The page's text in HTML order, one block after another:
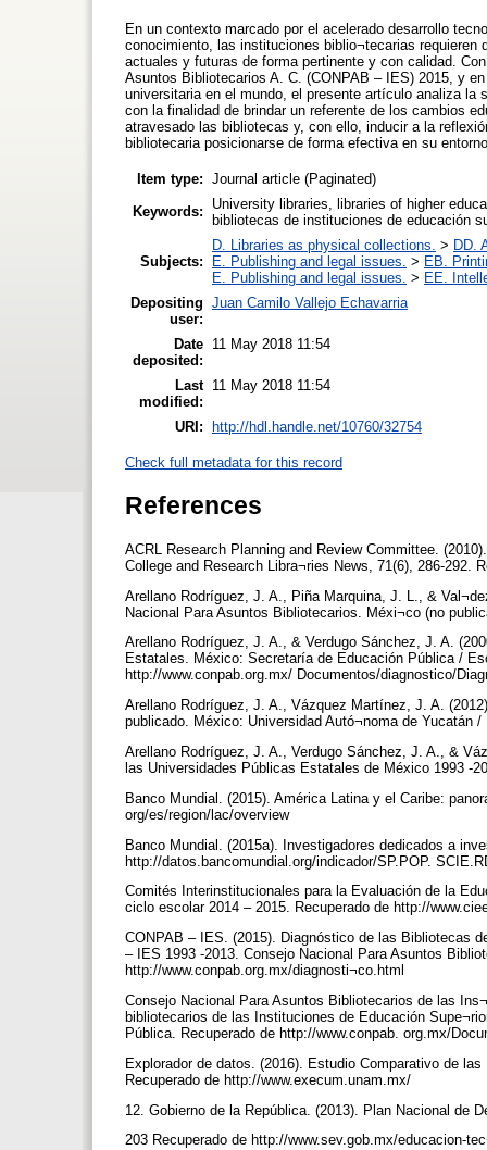
En un contexto marcado por el acelerado desarrollo
conocimiento, las instituciones biblio¬tecarias requieren
actuales y futuras de forma pertinente y con calidad.
Asuntos Bibliotecarios A. C. (CONPAB – IES) 2015, y
universitaria en el mundo, el presente artículo analiza
con la finalidad de brindar un referente de los cambios
atravesado las bibliotecas y, con ello, inducir a la
bibliotecaria posicionarse de forma efectiva en su
Item type: Journal article (Paginated)
Keywords:
University libraries, libraries of higher
bibliotecas de instituciones de educación
Subjects:
D. Libraries as physical collections. > DD.
E. Publishing and legal issues. > EB.
E. Publishing and legal issues. > EE.
Depositing
user:
Juan Camilo Vallejo Echavarria
Date
deposited:
11 May 2018 11:54
Last
modified:
11 May 2018 11:54
URI: http://hdl.handle.net/10760/32754
Check full metadata for this record
References
ACRL Research Planning and Review Committee.
College and Research Libra¬ries News, 71(6), 286-
Arellano Rodríguez, J. A., Piña Marquina, J. L., &
Nacional Para Asuntos Bibliotecarios. Méxi¬co (no
Arellano Rodríguez, J. A., & Verdugo Sánchez, J. A.
Estatales. México: Secretaría de Educación Pública /
http://www.conpab.org.mx/ Documentos/diagnostico/
Arellano Rodríguez, J. A., Vázquez Martínez, J. A.
publicado. México: Universidad Autó¬noma de Yucatán
Arellano Rodríguez, J. A., Verdugo Sánchez, J. A., &
las Universidades Públicas Estatales de México 1993 -
Banco Mundial. (2015). América Latina y el Caribe:
org/es/region/lac/overview
Banco Mundial. (2015a). Investigadores dedicados a
http://datos.bancomundial.org/indicador/SP.POP.
Comités Interinstitucionales para la Evaluación de la
ciclo escolar 2014 – 2015. Recuperado de http://
CONPAB – IES. (2015). Diagnóstico de las Bibliotecas
– IES 1993 -2013. Consejo Nacional Para Asuntos
http://www.conpab.org.mx/diagnosti¬co.html
Consejo Nacional Para Asuntos Bibliotecarios de las
bibliotecarios de las Instituciones de Educación
Pública. Recuperado de http://www.conpab. org.mx/
Explorador de datos. (2016). Estudio Comparativo de
Recuperado de http://www.execum.unam.mx/
12. Gobierno de la República. (2013). Plan Nacional de
203 Recuperado de http://www.sev.gob.mx/educacion-